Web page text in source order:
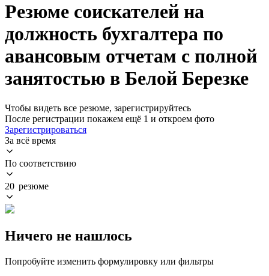
Резюме соискателей на
должность бухгалтера по
авансовым отчетам с полной
занятостью в Белой Березке
Чтобы видеть все резюме, зарегистрируйтесь
После регистрации покажем ещё 1 и откроем фото
Зарегистрироваться
За всё время
По соответствию
20 резюме
Ничего не нашлось
Попробуйте изменить формулировку или фильтры